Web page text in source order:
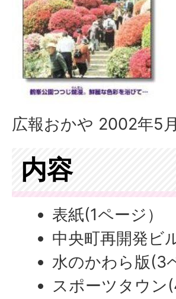
広報おかや 2002年5
内容
表紙(1ページ）
中央町再開発ビ
水のかわら版(3
スポーツタウン